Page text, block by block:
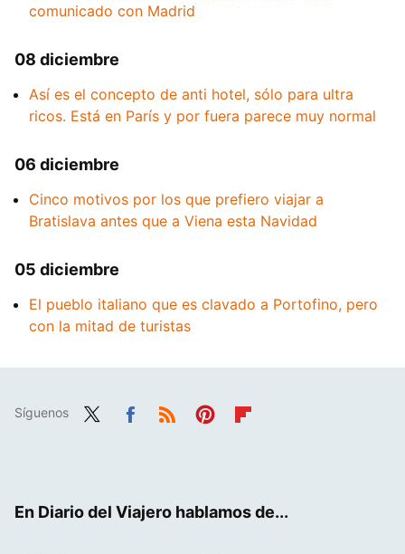
comunicado con Madrid
08 diciembre
Así es el concepto de anti hotel, sólo para ultra
ricos. Está en París y por fuera parece muy normal
06 diciembre
Cinco motivos por los que prefiero viajar a
Bratislava antes que a Viena esta Navidad
05 diciembre
El pueblo italiano que es clavado a Portofino, pero
con la mitad de turistas
Síguenos
En Diario del Viajero hablamos de...